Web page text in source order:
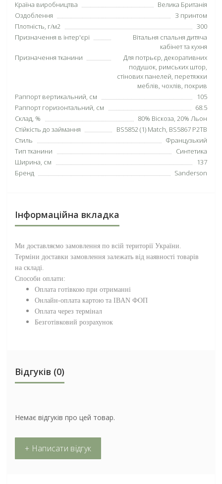
Країна виробництва
Велика Британія
Оздоблення
З принтом
Плотність, г/м2
300
Призначення в інтер'єрі
Вітальня спальня дитяча
кабінет та кухня
Призначення тканини
Для потрьєр, декоративних
подушок, римських штор,
стінових панелей, перетяжки
меблів, чохлів, покрив
Раппорт вертикальний, см
105
Раппорт горизонтальний, см
68.5
Склад, %
80% Віскоза, 20% Льон
Стійкість до займання
BS5852 (1) Match, BS5867 P2TB
Стиль
Французький
Тип тканини
Синтетика
Ширина, см
137
Бренд
Sanderson
Інформаційна вкладка
Ми доставляємо замовлення по всій території України.
Терміни доставки замовлення залежать від наявності товарів
на складі.
Способи оплати:
Оплата готівкою при отриманні
Онлайн-оплата картою та IBAN ФОП
Оплата через термінал
Безготівковий розрахунок
Відгуків (0)
Немає відгуків про цей товар.
+ Написати відгук